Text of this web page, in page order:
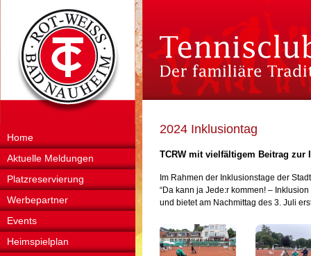
Home
Aktuelle Meldungen
Platzreservierung
Werbepartner
Events
Heimspielplan
2024 Inklusiontag
TCRW mit vielfältigem Beitrag zur
Im Rahmen der Inklusionstage der
“Da kann ja Jede:r kommen! –
und bietet am Nachmittag des 3. Juli